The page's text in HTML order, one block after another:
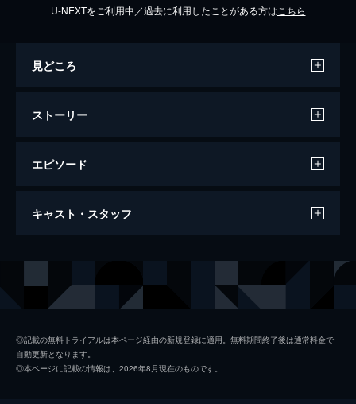
U-NEXTをご利用中／過去に利用したことがある方は こちら
見どころ
ストーリー
エピソード
あのコはだぁれ？
キャスト・スタッフ
三浦瞳 早瀬憩
◎記載の無料トライアルは本ページ経由の新規登録に適用。無料期間終了後は通常料金で
自動更新となります。
◎本ページに記載の情報は、2026年8月現在のものです。